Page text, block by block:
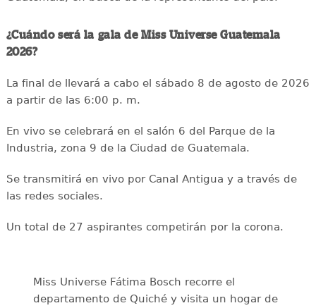
¿Cuándo será la gala de Miss Universe Guatemala
2026?
La final de llevará a cabo el sábado 8 de agosto de 2026
a partir de las 6:00 p. m.
En vivo se celebrará en el salón 6 del Parque de la
Industria, zona 9 de la Ciudad de Guatemala.
Se transmitirá en vivo por Canal Antigua y a través de
las redes sociales.
Un total de 27 aspirantes competirán por la corona.
Miss Universe Fátima Bosch recorre el
departamento de Quiché y visita un hogar de